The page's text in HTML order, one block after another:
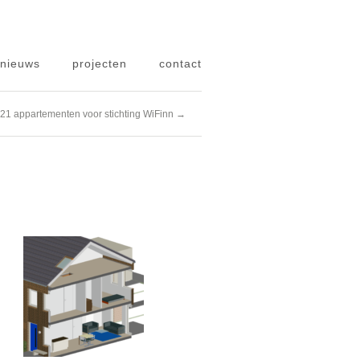
nieuws projecten contact
21 appartementen voor stichting WiFinn →